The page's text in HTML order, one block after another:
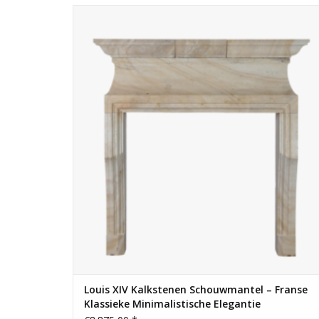
lichtreflectie. Klaar voor installatie. 472 kg.
TOEVOEGEN AAN WINKELWAGEN
Louis XIV Kalkstenen Schouwmantel – Franse
Klassieke Minimalistische Elegantie